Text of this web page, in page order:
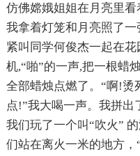
仿佛嫦娥姐姐在月亮里
我拿着灯笼和月亮照了
紧叫同学何俊杰一起在
机,“啪”的一声,把一根蜡
全部蜡烛点燃了。“啊!烫
点!”我大喝一声。我拼出
我们玩了一个叫“吹火”
们站在离火一米的地方